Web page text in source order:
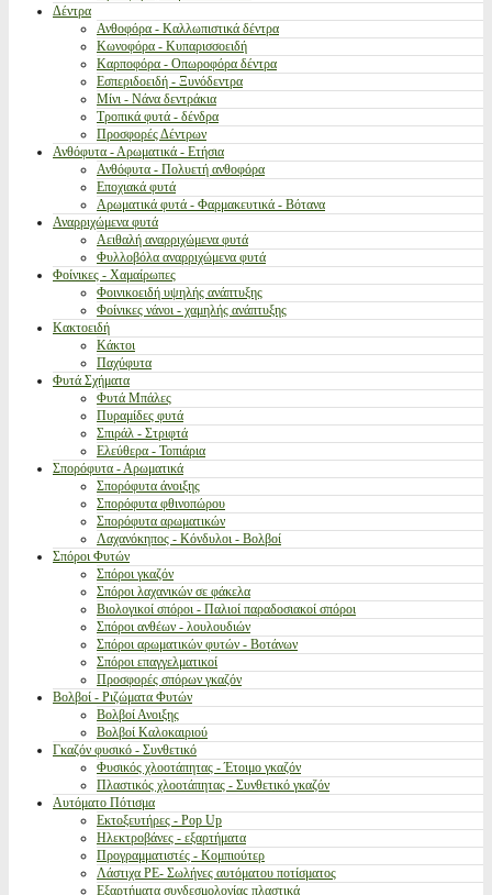
Δέντρα
Ανθοφόρα - Καλλωπιστικά δέντρα
Κωνοφόρα - Κυπαρισσοειδή
Καρποφόρα - Οπωροφόρα δέντρα
Εσπεριδοειδή - Ξυνόδεντρα
Μίνι - Νάνα δεντράκια
Τροπικά φυτά - δένδρα
Προσφορές Δέντρων
Ανθόφυτα - Αρωματικά - Ετήσια
Ανθόφυτα - Πολυετή ανθοφόρα
Εποχιακά φυτά
Αρωματικά φυτά - Φαρμακευτικά - Βότανα
Αναρριχώμενα φυτά
Αειθαλή αναρριχώμενα φυτά
Φυλλοβόλα αναρριχώμενα φυτά
Φοίνικες - Χαμαίρωπες
Φοινικοειδή υψηλής ανάπτυξης
Φοίνικες νάνοι - χαμηλής ανάπτυξης
Κακτοειδή
Κάκτοι
Παχύφυτα
Φυτά Σχήματα
Φυτά Μπάλες
Πυραμίδες φυτά
Σπιράλ - Στριφτά
Ελεύθερα - Τοπιάρια
Σπορόφυτα - Αρωματικά
Σπορόφυτα άνοιξης
Σπορόφυτα φθινοπώρου
Σπορόφυτα αρωματικών
Λαχανόκηπος - Κόνδυλοι - Βολβοί
Σπόροι Φυτών
Σπόροι γκαζόν
Σπόροι λαχανικών σε φάκελα
Βιολογικοί σπόροι - Παλιοί παραδοσιακοί σπόροι
Σπόροι ανθέων - λουλουδιών
Σπόροι αρωματικών φυτών - Βοτάνων
Σπόροι επαγγελματικοί
Προσφορές σπόρων γκαζόν
Βολβοί - Ριζώματα Φυτών
Βολβοί Ανοιξης
Βολβοί Καλοκαιριού
Γκαζόν φυσικό - Συνθετικό
Φυσικός χλοοτάπητας - Έτοιμο γκαζόν
Πλαστικός χλοοτάπητας - Συνθετικό γκαζόν
Αυτόματο Πότισμα
Εκτοξευτήρες - Pop Up
Ηλεκτροβάνες - εξαρτήματα
Προγραμματιστές - Κομπιούτερ
Λάστιχα PE- Σωλήνες αυτόματου ποτίσματος
Εξαρτήματα συνδεσμολογίας πλαστικά